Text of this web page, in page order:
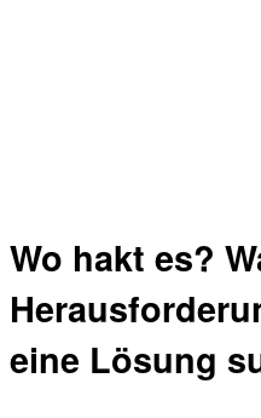
Wo hakt es?
eine Lösung